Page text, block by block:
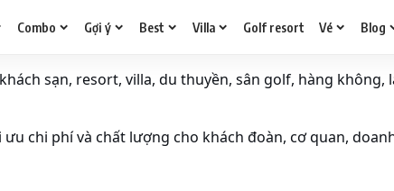
Combo Gợi ý Best Villa Golf resort Vé Blog
sạn, resort, villa, du thuyền, sân golf, hàng
chi phí và chất lượng cho khách đoàn, cơ quan,